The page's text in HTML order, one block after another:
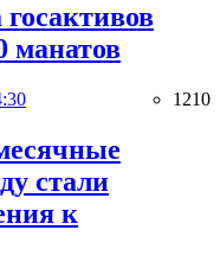
манатов
1210
стали
к